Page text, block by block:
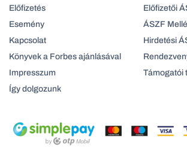
Előfizetés
Esemény
Kapcsolat
Könyvek a Forbes ajánlásával
Impresszum
Így dolgozunk
Előfizetői
ÁSZF
Hirdetési
Támogatói